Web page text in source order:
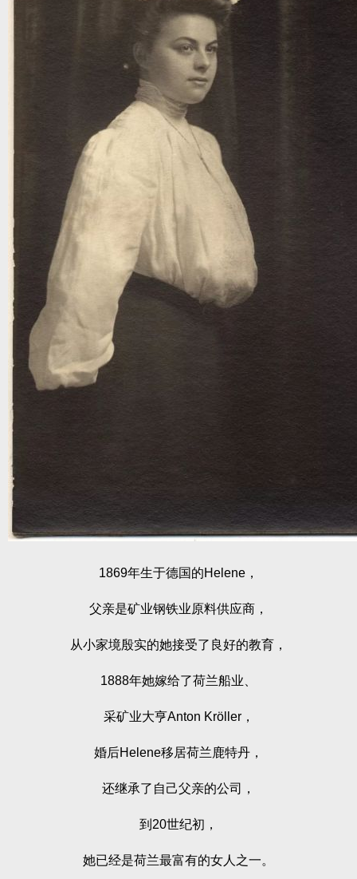
1869年生于德国的Helene，
父亲是矿业钢铁业原料供应商，
从小家境殷实的她接受了良好的教育，
1888年她嫁给了荷兰船业、
采矿业大亨Anton Kröller，
婚后Helene移居荷兰鹿特丹，
还继承了自己父亲的公司，
到20世纪初，
她已经是荷兰最富有的女人之一。